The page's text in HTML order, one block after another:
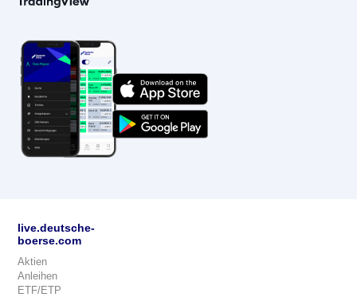
live.deutsche-
boerse.com
Aktien
Anleihen
ETF/ETP